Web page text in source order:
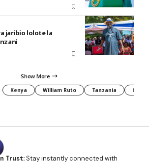
jaribio lolote la
Show More
Kenya William Ruto Tanzania CAF
Trust:Stay instantly connected with